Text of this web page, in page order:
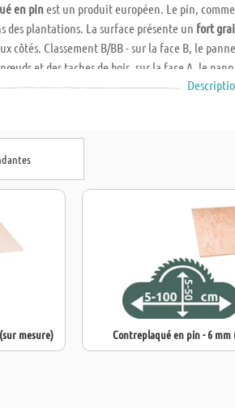
en pinest un produit européen. Le pin,
des plantations. La surface présente un fort
côtés. Classement B/BB - sur la face B, le
et des taches de bois, sur la face A, le
avec lameilleure surface.
mesure) Contreplaqué en pin - 6 mm